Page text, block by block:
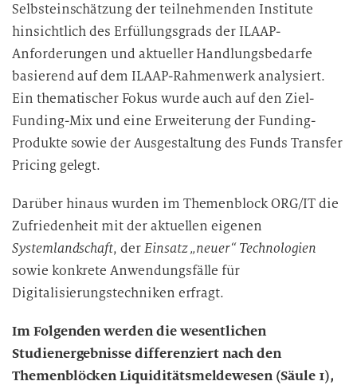
Selbsteinschätzung der teilnehmenden Institute
hinsichtlich des Erfüllungsgrads der ILAAP-
Anforderungen und aktueller Handlungsbedarfe
basierend auf dem ILAAP-Rahmenwerk analysiert.
Ein thematischer Fokus wurde auch auf den Ziel-
Funding-Mix und eine Erweiterung der Funding-
Produkte sowie der Ausgestaltung des Funds Transfer
Pricing gelegt.
Darüber hinaus wurden im Themenblock ORG/IT die
Zufriedenheit mit der aktuellen eigenen
Systemlandschaft, derEinsatz „neuer“ Technologien
sowie konkrete Anwendungsfälle für
Digitalisierungstechniken erfragt.
Im Folgenden werden die wesentlichen
Studienergebnisse differenziert nach den
Themenblöcken Liquiditätsmeldewesen (Säule 1),